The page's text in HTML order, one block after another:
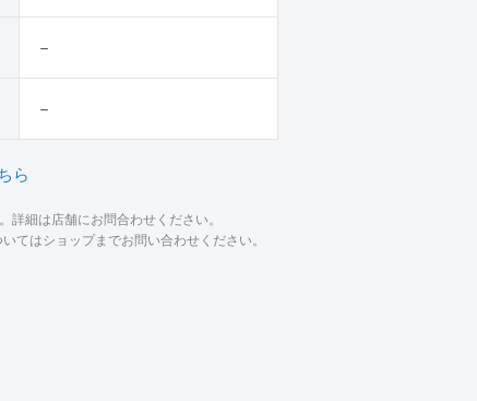
－
－
ら
細は店舗にお問合わせください。
てはショップまでお問い合わせください。